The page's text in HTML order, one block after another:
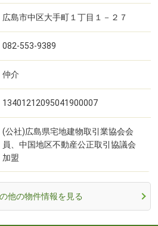
広島市中区大手町１丁目１－２７
082-553-9389
仲介
13401212095041900007
(公社)広島県宅地建物取引業協会会
員、中国地区不動産公正取引協議会
加盟
他の物件情報を見る